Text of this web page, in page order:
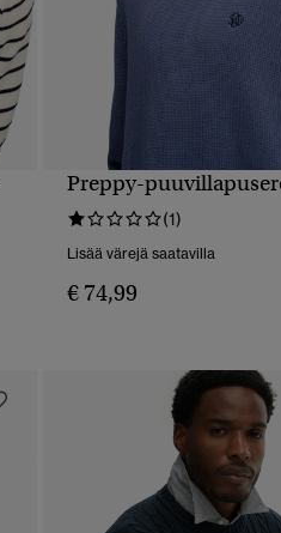
Preppy-
(1)
Lisää värejä saatavilla
€ 74,99